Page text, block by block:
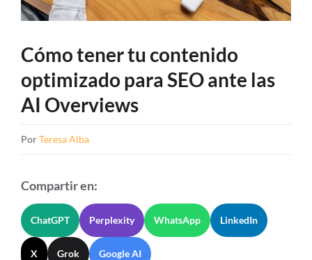
Cómo tener tu contenido
optimizado para SEO ante las
AI Overviews
PorTeresa Alba
Compartir en:
ChatGPT Perplexity WhatsApp LinkedIn
X Grok Google AI